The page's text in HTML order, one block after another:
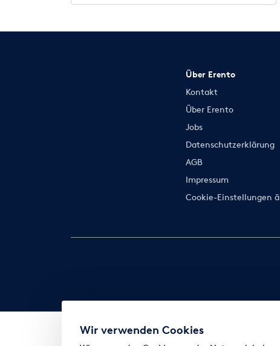
Über Erento
Kontakt
Über Erento
Jobs
Datenschutzerklärung
AGB
Impressum
Cookie-Einstellungen
Wir verwenden Cookies